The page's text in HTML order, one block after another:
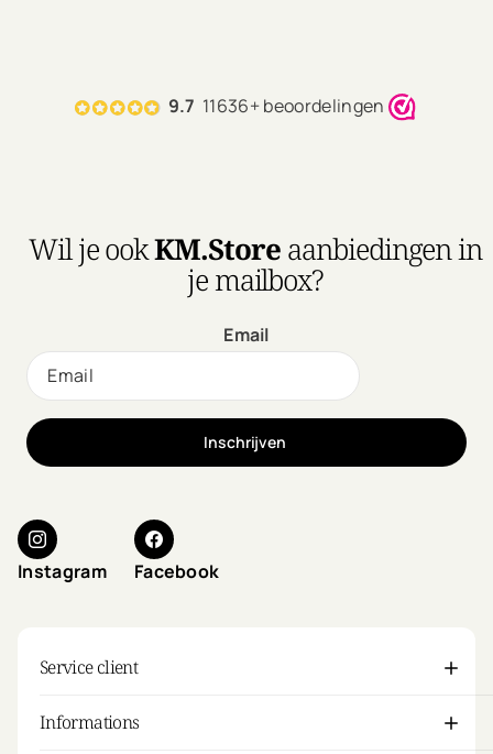
9.7 11636+ beoordelingen
Wil je ookKM.Storeaanbiedingen in
je mailbox?
Email
Inschrijven
Instagram Facebook
Service client
Informations